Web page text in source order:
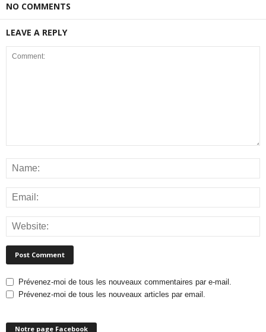
NO COMMENTS
LEAVE A REPLY
Prévenez-moi de tous les nouveaux commentaires par e-mail.
Prévenez-moi de tous les nouveaux articles par email.
Notre page Facebook